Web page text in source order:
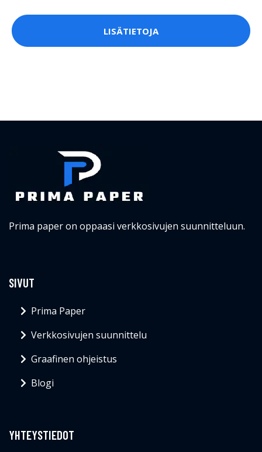
LISÄTIETOJA
Prima paper on oppaasi verkkosivujen suunnitteluun.
SIVUT
Prima Paper
Verkkosivujen suunnittelu
Graafinen ohjeistus
Blogi
YHTEYSTIEDOT